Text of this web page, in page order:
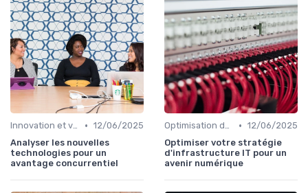
Innovation et veille technologique • 12/06/2025
Analyser les nouvelles
technologies pour un
avantage concurrentiel
Optimisation des infrastructures IT • 12/06/2025
Optimiser votre stratégie
d'infrastructure IT pour un
avenir numérique